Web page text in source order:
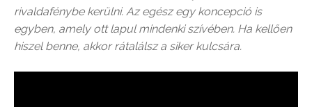
rivaldafénybe kerülni. Az egész egy koncepció is
egyben, amely ott lapul mindenki szívében. Ha kellően
hiszel benne, akkor rátalálsz a siker kulcsára.